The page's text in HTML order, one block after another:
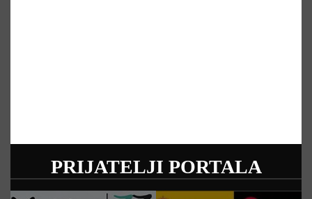
PRIJATELJI PORTALA